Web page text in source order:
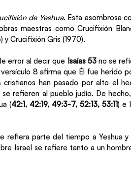
de Yeshua. Esta asombrosa
maestras como Crucifixión
y Crucifixión Gris (1970).
error al decir que Isaías 53 no se
8 afirma que Él fue herido
han pasado por alto el
refieren al pueblo judío. De
(42:1, 42:19, 49:3-7, 52:13, 53:11) e
refiera parte del tiempo a Yeshua
Israel se refiere tanto a un